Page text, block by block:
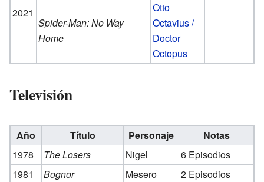
2021
Spider-Man: No Way
Home
Otto
Octavius /
Doctor
Octopus
Televisión
Año Título Personaje
Notas
1978
The Losers Nigel
6 Episodios
1981
Bognor Mesero
2 Episodios